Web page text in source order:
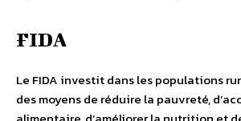
FIDA
Le FIDA investit dans les populations
des moyens de réduire la pauvreté,